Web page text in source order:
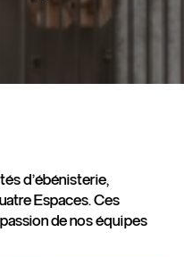
d’ébénisterie,
Espaces. Ces
de nos équipes